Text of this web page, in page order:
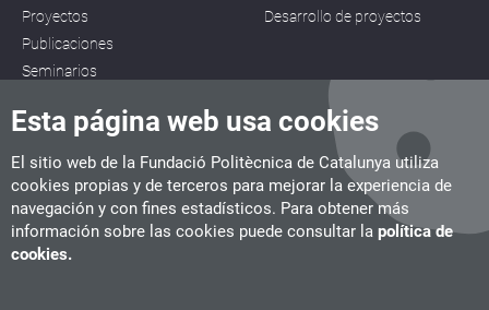
Esta página web usa cookies
El sitio web de la Fundació Politècnica de Catalunya utiliza
cookies propias y de terceros para mejorar la experiencia de
navegación y con fines estadísticos. Para obtener más
información sobre las cookies puede consultar la política de
cookies.
Proyectos
Publicaciones
Seminarios
Desarrollo de proyectos
CITM
C/ de la Igualtat, 33, 08222 Terrassa